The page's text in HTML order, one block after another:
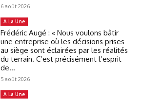
6 août 2026
A La Une
Frédéric Augé : « Nous voulons bâtir
une entreprise où les décisions prises
au siège sont éclairées par les réalités
du terrain. C’est précisément l’esprit
de...
5 août 2026
A La Une